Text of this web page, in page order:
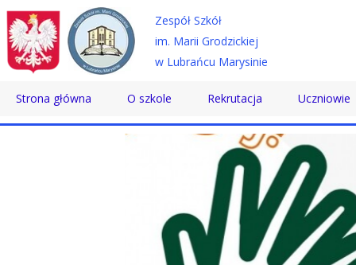
Strona główna O szkole
Historia
Nauczyciele
Rekrutacja
Technikum
Szkoła Branżowa
Szkoła Policealna
Uczniowie
Wolontariat
Pomoc
Zespół Szkół
im. Marii Grodzickiej
w Lubrańcu Marysinie